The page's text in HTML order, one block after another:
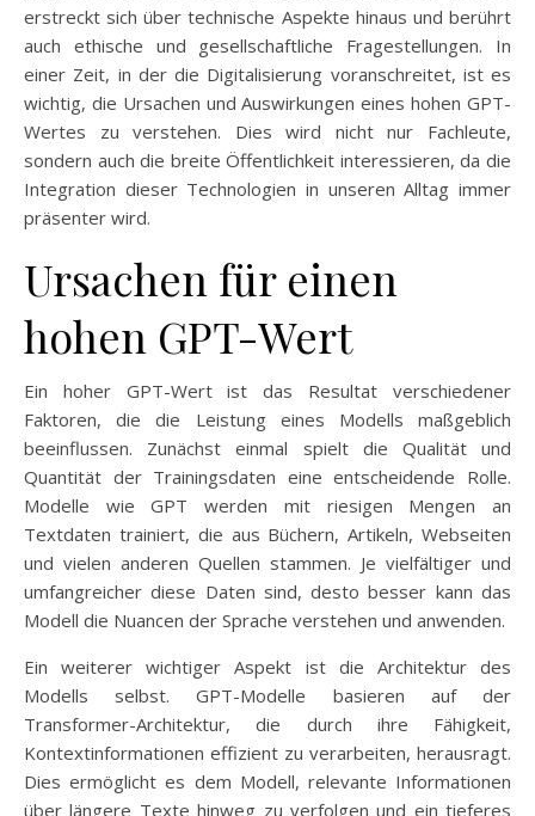
erstreckt sich über technische Aspekte hinaus und berührt
auch ethische und gesellschaftliche Fragestellungen. In
einer Zeit, in der die Digitalisierung voranschreitet, ist es
wichtig, die Ursachen und Auswirkungen eines hohen GPT-
Wertes zu verstehen. Dies wird nicht nur Fachleute,
sondern auch die breite Öffentlichkeit interessieren, da die
Integration dieser Technologien in unseren Alltag immer
präsenter wird.
Ursachen für einen
hohen GPT-Wert
Ein hoher GPT-Wert ist das Resultat verschiedener
Faktoren, die die Leistung eines Modells maßgeblich
beeinflussen. Zunächst einmal spielt die Qualität und
Quantität der Trainingsdaten eine entscheidende Rolle.
Modelle wie GPT werden mit riesigen Mengen an
Textdaten trainiert, die aus Büchern, Artikeln, Webseiten
und vielen anderen Quellen stammen. Je vielfältiger und
umfangreicher diese Daten sind, desto besser kann das
Modell die Nuancen der Sprache verstehen und anwenden.
Ein weiterer wichtiger Aspekt ist die Architektur des
Modells selbst. GPT-Modelle basieren auf der
Transformer-Architektur, die durch ihre Fähigkeit,
Kontextinformationen effizient zu verarbeiten, herausragt.
Dies ermöglicht es dem Modell, relevante Informationen
über längere Texte hinweg zu verfolgen und ein tieferes